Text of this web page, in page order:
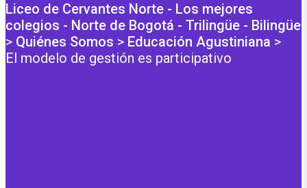
Liceo de Cervantes Norte - Los mejores
colegios - Norte de Bogotá - Trilingüe - Bilingüe
> Quiénes Somos > Educación Agustiniana >
El modelo de gestión es participativo